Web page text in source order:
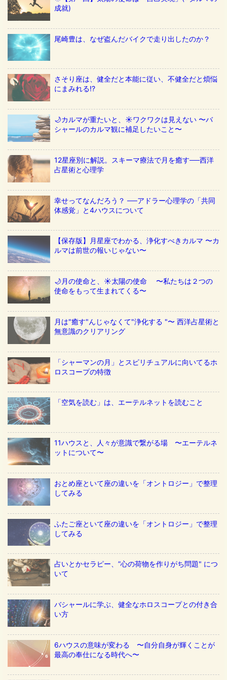
成就)
尾崎豊は、なぜ盗んだバイクで走り出したのか？
さそり座は、健全だと本能に従い、不健全だと煩悩
にまみれる!?
🌙カルマが重たいと、☀️ワクワクは見えない 〜バ
シャールのカルマ観に補足したいこと〜
12星座別に解説。スキーマ療法で月を癒す──西洋
占星術と心理学
幸せってなんだろう？ ──アドラー心理学の「共同
体感覚」と4ハウスについて
【保存版】月星座でわかる、浄化すべきカルマ 〜カ
ルマは前世の報いじゃない〜
🌙月の使命と、☀️太陽の使命 〜私たちは２つの
使命をもって生まれてくる〜
月は"癒す"んじゃなくて"浄化する "〜 西洋占星術と
無意識のクリアリング
「シャーマンの月」とスピリチュアルに向いてるホ
ロスコープの特徴
「空気を読む」は、エーテルネットを読むこと
11ハウスと、人々が意識で繋がる場 〜エーテルネ
ットについて〜
おとめ座といて座の違いを「オントロジー」で整理
してみる
ふたご座といて座の違いを「オントロジー」で整理
してみる
占いとかセラピー、”心の荷物を作りがち問題" につ
いて
バシャールに学ぶ、健全なホロスコープとの付き合
い方
6ハウスの意味が変わる 〜自分自身が輝くことが
最高の奉仕になる時代へ〜